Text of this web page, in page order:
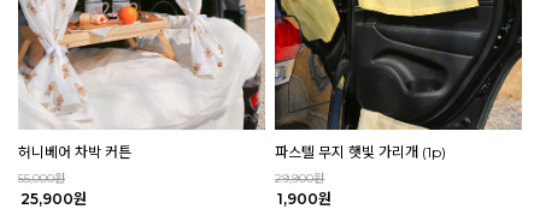
허니베어 차박 커튼
55,000원
25,900원
파스텔 무지 햇빛 가리개 (1p)
29,900원
1,900원